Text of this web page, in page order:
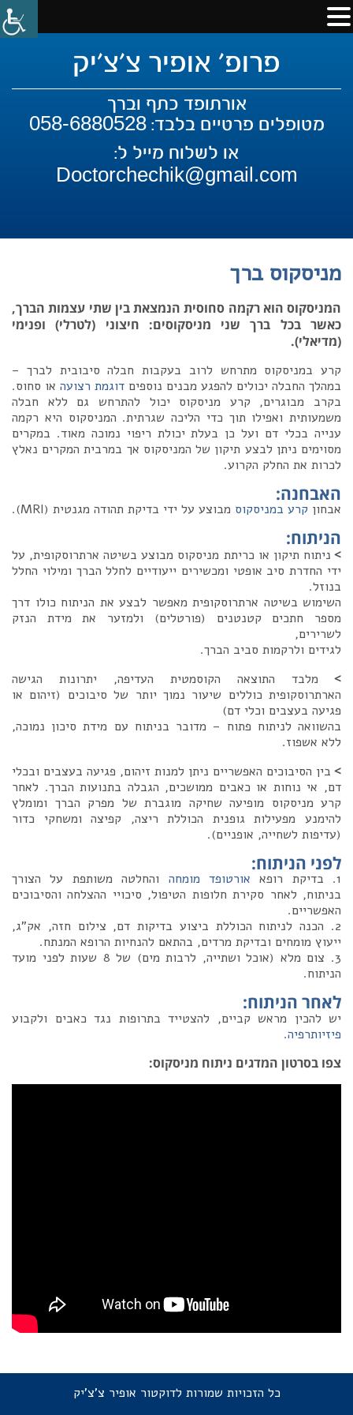
פרופ' אופיר צ'צ'יק
אורתופד כתף וברך
מטופלים פרטיים בלבד: 058-6880528
או לשלוח מייל ל:
Doctorchechik@gmail.com
מניסקוס ברך
המניסקוס הוא רקמה סחוסית הנמצאת בין שתי עצמות הברך,
כאשר בכל ברך שני מניסקוסים: חיצוני (לטרלי) ופנימי
(מדיאלי).
קרע במניסקוס מתרחש לרוב בעקבות חבלה סיבובית לברך –
במהלך החבלה יכולים להפגע מבנים נוספים דוגמת רצועה או סחוס.
בקרב מבוגרים, קרע מניסקוס יכול להתרחש גם ללא חבלה
משמעותית ואפילו תוך כדי הליכה שגרתית. המניסקוס היא רקמה
ענייה בכלי דם ועל כן בעלת יכולת ריפוי נמוכה מאוד. במקרים
מסוימים ניתן לבצע תיקון של המניסקוס אך במרבית המקרים נאלץ
לכרות את החלק הקרוע.
האבחנה:
אבחון קרע במניסקוס מבוצע על ידי בדיקת תהודה מגנטית (MRI).
הניתוח:
> ניתוח תיקון או כריתת מניסקוס מבוצע בשיטה ארתרוסקופית, על
ידי החדרת סיב אופטי ומכשירים ייעודיים לחלל הברך ומילוי החלל
בנוזל.
השימוש בשיטה ארתרוסקופית מאפשר לבצע את הניתוח כולו דרך
מספר חתכים קטנטנים (פורטלים) ולמזער את מידת הנזק
לשרירים,
לגידים ולרקמות סביב הברך.
> מלבד התוצאה הקוסמטית העדיפה, יתרונות הגישה
הארתרוסקופית כוללים שיעור נמוך יותר של סיבוכים (זיהום או
פגיעה בעצבים וכלי דם)
בהשוואה לניתוח פתוח – מדובר בניתוח עם מידת סיכון נמוכה,
ללא אשפוז.
> בין הסיבוכים האפשריים ניתן למנות זיהום, פגיעה בעצבים ובכלי
דם, אי נוחות או כאבים ממושכים, הגבלה בתנועות הברך. לאחר
קרע מניסקוס מופיעה שחיקה מוגברת של מפרק הברך ומומלץ
להימנע מפעילות גופנית הכוללת ריצה, קפיצה ומשחקי כדור
(עדיפות לשחייה, אופניים).
לפני הניתוח:
1. בדיקת רופא אורטופד מומחה והחלטה משותפת על הצורך
בניתוח, לאחר סקירת חלופות הטיפול, סיכויי ההצלחה והסיבוכים
האפשריים.
2. הכנה לניתוח הכוללת ביצוע בדיקות דם, צילום חזה, אק"ג,
ייעוץ מומחים ובדיקת מרדים, בהתאם להנחיות הרופא המנתח.
3. צום מלא (אוכל ושתייה, לרבות מים) של 8 שעות לפני מועד
הניתוח.
לאחר הניתוח:
יש להכין מראש קביים, להצטייד בתרופות נגד כאבים ולקבוע
פיזיותרפיה.
צפו בסרטון המדגים ניתוח מניסקוס:
כל הזכויות שמורות לדוקטור אופיר צ'צ'יק